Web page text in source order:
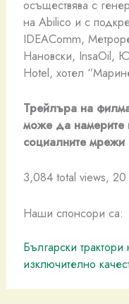
осъществява с
на Abilico и с
IDEAComm,
Нановски, InsaOil,
Hotel, хотел
Трейлъра на
може да намерите
социалните мрежи
3,084 total views, 20
Наши спонсори са:
Български
изключително